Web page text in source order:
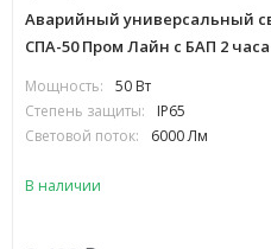
Аварийный универсальный
СПА-50 Пром Лайн с БАП 2 часа
Мощность:
50 Вт
Степень защиты:
IP65
Световой поток:
6000 Лм
В наличии